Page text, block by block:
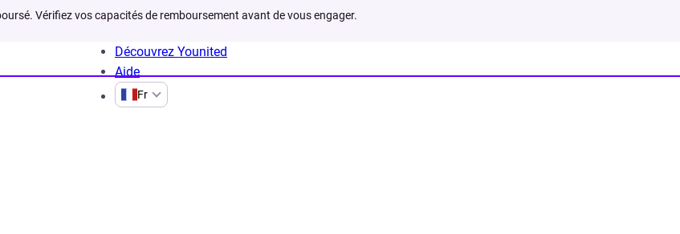
Vérifiez vos capacités de remboursement avant de vous engager.
Découvrez Younited
Aide
Fr